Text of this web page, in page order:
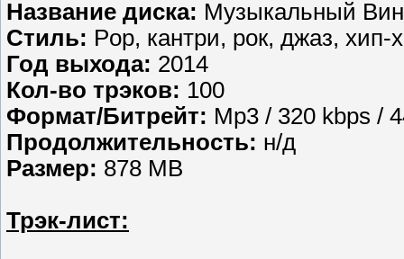
Название диска: Музыкальный
Стиль: Pop, кантри, рок, джаз, хип-
Год выхода: 2014
Кол-во трэков: 100
Формат/Битрейт: Mp3 / 320 kbps /
Продолжительность: н/д
Размер: 878 MB
Трэк-лист: